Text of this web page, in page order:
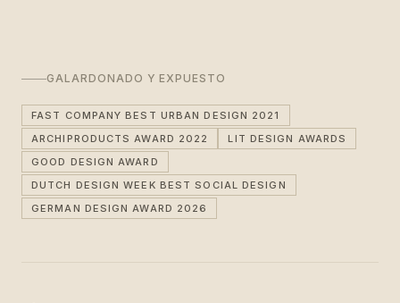
GALARDONADO Y EXPUESTO
FAST COMPANY BEST URBAN DESIGN 2021
ARCHIPRODUCTS AWARD 2022
LIT DESIGN AWARDS
GOOD DESIGN AWARD
DUTCH DESIGN WEEK BEST SOCIAL DESIGN
GERMAN DESIGN AWARD 2026